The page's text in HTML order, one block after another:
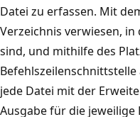
Datei zu erfassen. Mit
Verzeichnis verwiesen,
sind, und mithilfe des
jede Datei mit der
Ausgabe für die